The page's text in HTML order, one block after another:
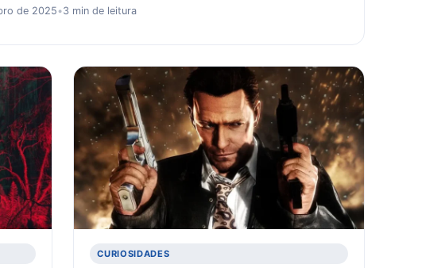
de 2025•3 min de leitura
CURIOSIDADES